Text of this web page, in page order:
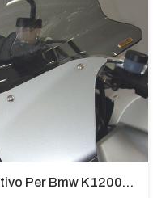
Cupolino Sportivo Per Bmw K 1200 R Sport 2005-07 TRASPARENTE - Sc967-T